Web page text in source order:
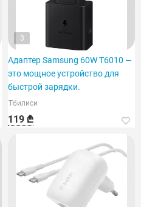
3
Адаптер Samsung 60W T6010 —
это мощное устройство для
быстрой зарядки.
Тбилиси
119 ₾